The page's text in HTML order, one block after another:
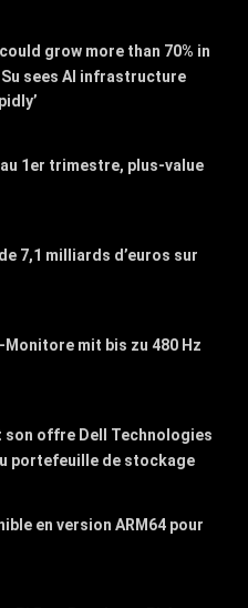
grow more than 70% in
sees AI infrastructure
1er trimestre, plus-value
7,1 milliards d’euros sur
mit bis zu 480 Hz
son offre Dell Technologies
portefeuille de stockage
en version ARM64 pour